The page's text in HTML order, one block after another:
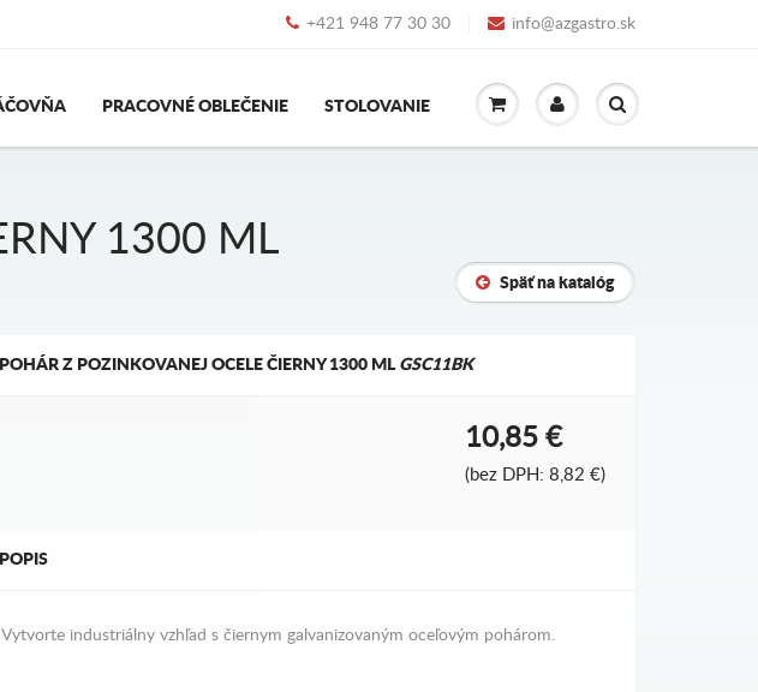
+421 948 77 30 30 info@azgastro.sk
PRACOVNÉ OBLEČENIE STOLOVANIE
1300 ML
Späť na katalóg
POHÁR Z POZINKOVANEJ OCELE ČIERNY 1300 ML GSC11BK
10,85 €
(bez DPH: 8,82 €)
POPIS
Vytvorte industriálny vzhľad s čiernym galvanizovaným oceľovým pohárom.